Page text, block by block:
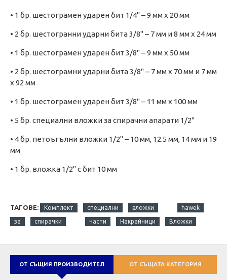
• 1 бр. шестограмен ударен бит 1/4" – 9 мм x 20 мм
• 2 бр. шестогранни ударни бита 3/8" – 7 мм и 8 мм x 24 мм
• 1 бр. шестограмен ударен бит 3/8" – 9 мм x 50 мм
• 2 бр. шестограмни ударни бита 3/8" – 7 мм x 70 мм и 7 мм
x 92 мм
• 1 бр. шестограмен ударен бит 3/8" – 11 мм x 100 мм
• 5 бр. специални вложки за спирачни апарати 1/2"
• 4 бр. петоъгълни вложки 1/2" – 10 мм, 12.5 мм, 14 мм и 19
мм
• 1 бр. вложка 1/2" с бит 10 мм
ТАГОВЕ: Комплект специални вложки hawek
за спирачки части Накрайници Вложки
ОТ СЪЩИЯ ПРОИЗВОДИТЕЛ ОТ СЪЩАТА КАТЕГОРИЯ